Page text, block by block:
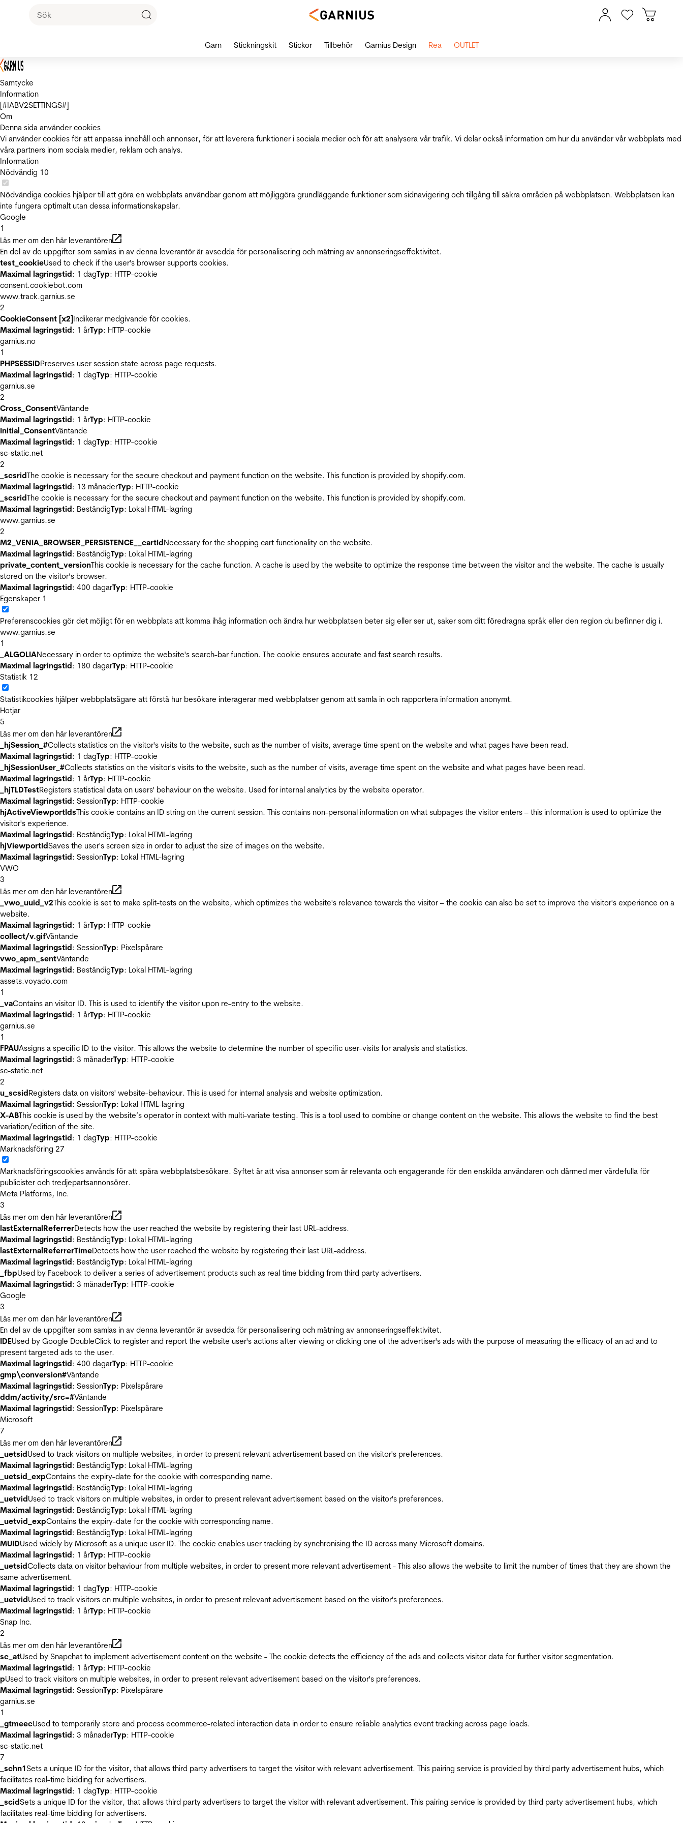
Samtycke
Information
[#IABV2SETTINGS#]
Om
Denna sida använder cookies
Vi använder cookies för att anpassa innehåll och annonser, för att leverera funktioner i sociala medier och för att analysera vår trafik. Vi delar också information om hur du använder vår webbplats med
våra partners inom sociala medier, reklam och analys.
Information
Nödvändig 10
Nödvändiga cookies hjälper till att göra en webbplats användbar genom att möjliggöra grundläggande funktioner som sidnavigering och tillgång till säkra områden på webbplatsen. Webbplatsen kan
inte fungera optimalt utan dessa informationskapslar.
Google
1
Läs mer om den här leverantören
En del av de uppgifter som samlas in av denna leverantör är avsedda för personalisering och mätning av annonseringseffektivitet.
test_cookieUsed to check if the user's browser supports cookies.
Maximal lagringstid: 1 dagTyp: HTTP-cookie
consent.cookiebot.com
www.track.garnius.se
2
CookieConsent [x2]Indikerar medgivande för cookies.
Maximal lagringstid: 1 årTyp: HTTP-cookie
garnius.no
1
PHPSESSIDPreserves user session state across page requests.
Maximal lagringstid: 1 dagTyp: HTTP-cookie
garnius.se
2
Cross_ConsentVäntande
Maximal lagringstid: 1 årTyp: HTTP-cookie
Initial_ConsentVäntande
Maximal lagringstid: 1 dagTyp: HTTP-cookie
sc-static.net
2
_scsridThe cookie is necessary for the secure checkout and payment function on the website. This function is provided by shopify.com.
Maximal lagringstid: 13 månaderTyp: HTTP-cookie
_scsridThe cookie is necessary for the secure checkout and payment function on the website. This function is provided by shopify.com.
Maximal lagringstid: BeständigTyp: Lokal HTML-lagring
www.garnius.se
2
M2_VENIA_BROWSER_PERSISTENCE__cartIdNecessary for the shopping cart functionality on the website.
Maximal lagringstid: BeständigTyp: Lokal HTML-lagring
private_content_versionThis cookie is necessary for the cache function. A cache is used by the website to optimize the response time between the visitor and the website. The cache is usually
stored on the visitor’s browser.
Maximal lagringstid: 400 dagarTyp: HTTP-cookie
Egenskaper 1
Preferenscookies gör det möjligt för en webbplats att komma ihåg information och ändra hur webbplatsen beter sig eller ser ut, saker som ditt föredragna språk eller den region du befinner dig i.
www.garnius.se
1
_ALGOLIANecessary in order to optimize the website's search-bar function. The cookie ensures accurate and fast search results.
Maximal lagringstid: 180 dagarTyp: HTTP-cookie
Statistik 12
Statistikcookies hjälper webbplatsägare att förstå hur besökare interagerar med webbplatser genom att samla in och rapportera information anonymt.
Hotjar
5
Läs mer om den här leverantören
_hjSession_#Collects statistics on the visitor's visits to the website, such as the number of visits, average time spent on the website and what pages have been read.
Maximal lagringstid: 1 dagTyp: HTTP-cookie
_hjSessionUser_#Collects statistics on the visitor's visits to the website, such as the number of visits, average time spent on the website and what pages have been read.
Maximal lagringstid: 1 årTyp: HTTP-cookie
_hjTLDTestRegisters statistical data on users' behaviour on the website. Used for internal analytics by the website operator.
Maximal lagringstid: SessionTyp: HTTP-cookie
hjActiveViewportIdsThis cookie contains an ID string on the current session. This contains non-personal information on what subpages the visitor enters – this information is used to optimize the
visitor's experience.
Maximal lagringstid: BeständigTyp: Lokal HTML-lagring
hjViewportIdSaves the user's screen size in order to adjust the size of images on the website.
Maximal lagringstid: SessionTyp: Lokal HTML-lagring
VWO
3
Läs mer om den här leverantören
_vwo_uuid_v2This cookie is set to make split-tests on the website, which optimizes the website's relevance towards the visitor – the cookie can also be set to improve the visitor's experience on a
website.
Maximal lagringstid: 1 årTyp: HTTP-cookie
collect/v.gifVäntande
Maximal lagringstid: SessionTyp: Pixelspårare
vwo_apm_sentVäntande
Maximal lagringstid: BeständigTyp: Lokal HTML-lagring
assets.voyado.com
1
_vaContains an visitor ID. This is used to identify the visitor upon re-entry to the website.
Maximal lagringstid: 1 årTyp: HTTP-cookie
garnius.se
1
FPAUAssigns a specific ID to the visitor. This allows the website to determine the number of specific user-visits for analysis and statistics.
Maximal lagringstid: 3 månaderTyp: HTTP-cookie
sc-static.net
2
u_scsidRegisters data on visitors' website-behaviour. This is used for internal analysis and website optimization.
Maximal lagringstid: SessionTyp: Lokal HTML-lagring
X-ABThis cookie is used by the website’s operator in context with multi-variate testing. This is a tool used to combine or change content on the website. This allows the website to find the best
variation/edition of the site.
Maximal lagringstid: 1 dagTyp: HTTP-cookie
Marknadsföring 27
Marknadsföringscookies används för att spåra webbplatsbesökare. Syftet är att visa annonser som är relevanta och engagerande för den enskilda användaren och därmed mer värdefulla för
publicister och tredjepartsannonsörer.
Meta Platforms, Inc.
3
Läs mer om den här leverantören
lastExternalReferrerDetects how the user reached the website by registering their last URL-address.
Maximal lagringstid: BeständigTyp: Lokal HTML-lagring
lastExternalReferrerTimeDetects how the user reached the website by registering their last URL-address.
Maximal lagringstid: BeständigTyp: Lokal HTML-lagring
_fbpUsed by Facebook to deliver a series of advertisement products such as real time bidding from third party advertisers.
Maximal lagringstid: 3 månaderTyp: HTTP-cookie
Google
3
Läs mer om den här leverantören
En del av de uppgifter som samlas in av denna leverantör är avsedda för personalisering och mätning av annonseringseffektivitet.
IDEUsed by Google DoubleClick to register and report the website user's actions after viewing or clicking one of the advertiser's ads with the purpose of measuring the efficacy of an ad and to
present targeted ads to the user.
Maximal lagringstid: 400 dagarTyp: HTTP-cookie
gmp\conversion#Väntande
Maximal lagringstid: SessionTyp: Pixelspårare
ddm/activity/src=#Väntande
Maximal lagringstid: SessionTyp: Pixelspårare
Microsoft
7
Läs mer om den här leverantören
_uetsidUsed to track visitors on multiple websites, in order to present relevant advertisement based on the visitor's preferences.
Maximal lagringstid: BeständigTyp: Lokal HTML-lagring
_uetsid_expContains the expiry-date for the cookie with corresponding name.
Maximal lagringstid: BeständigTyp: Lokal HTML-lagring
_uetvidUsed to track visitors on multiple websites, in order to present relevant advertisement based on the visitor's preferences.
Maximal lagringstid: BeständigTyp: Lokal HTML-lagring
_uetvid_expContains the expiry-date for the cookie with corresponding name.
Maximal lagringstid: BeständigTyp: Lokal HTML-lagring
MUIDUsed widely by Microsoft as a unique user ID. The cookie enables user tracking by synchronising the ID across many Microsoft domains.
Maximal lagringstid: 1 årTyp: HTTP-cookie
_uetsidCollects data on visitor behaviour from multiple websites, in order to present more relevant advertisement - This also allows the website to limit the number of times that they are shown the
same advertisement.
Maximal lagringstid: 1 dagTyp: HTTP-cookie
_uetvidUsed to track visitors on multiple websites, in order to present relevant advertisement based on the visitor's preferences.
Maximal lagringstid: 1 årTyp: HTTP-cookie
Snap Inc.
2
Läs mer om den här leverantören
sc_atUsed by Snapchat to implement advertisement content on the website - The cookie detects the efficiency of the ads and collects visitor data for further visitor segmentation.
Maximal lagringstid: 1 årTyp: HTTP-cookie
pUsed to track visitors on multiple websites, in order to present relevant advertisement based on the visitor's preferences.
Maximal lagringstid: SessionTyp: Pixelspårare
garnius.se
1
_gtmeecUsed to temporarily store and process ecommerce-related interaction data in order to ensure reliable analytics event tracking across page loads.
Maximal lagringstid: 3 månaderTyp: HTTP-cookie
sc-static.net
7
_schn1Sets a unique ID for the visitor, that allows third party advertisers to target the visitor with relevant advertisement. This pairing service is provided by third party advertisement hubs, which
facilitates real-time bidding for advertisers.
Maximal lagringstid: 1 dagTyp: HTTP-cookie
_scidSets a unique ID for the visitor, that allows third party advertisers to target the visitor with relevant advertisement. This pairing service is provided by third party advertisement hubs, which
facilitates real-time bidding for advertisers.
Garn Stickningskit Stickor Tillbehör Garnius Design Rea OUTLET